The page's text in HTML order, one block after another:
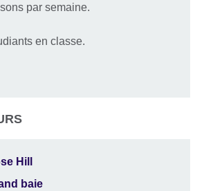
par semaine.
en classe.
Hill
baie